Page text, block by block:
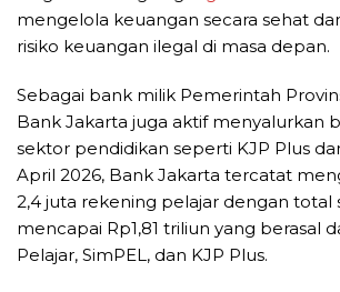
mengelola keuangan secara sehat
risiko keuangan ilegal di masa depan.
Sebagai bank milik Pemerintah
Bank Jakarta juga aktif menyalurkan
sektor pendidikan seperti KJP Plus
April 2026, Bank Jakarta tercatat
2,4 juta rekening pelajar dengan total
mencapai Rp1,81 triliun yang berasal
Pelajar, SimPEL, dan KJP Plus.